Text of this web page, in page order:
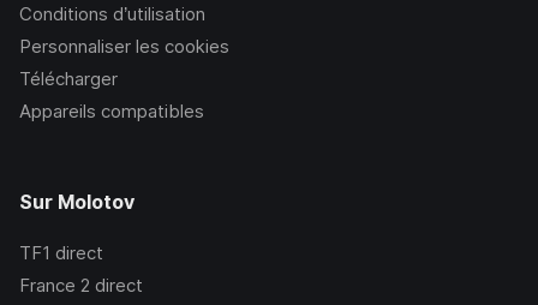
Conditions d’utilisation
Personnaliser les cookies
Télécharger
Appareils compatibles
Sur Molotov
TF1 direct
France 2 direct